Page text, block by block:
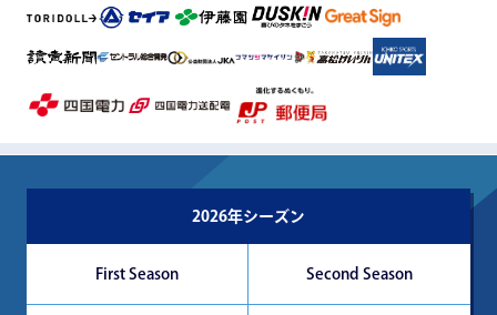
2026年シーズン
First Season Second Season